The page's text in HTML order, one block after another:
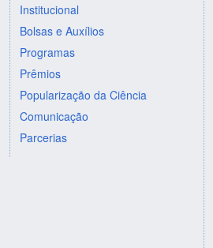
Institucional
Bolsas e Auxílios
Programas
Prêmios
Popularização da Ciência
Comunicação
Parcerias